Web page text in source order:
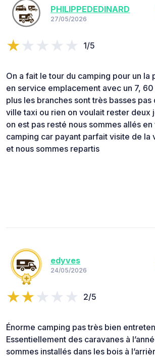
PHILIPPEDEDINARD
27/05/2026
1/5
On a fait le tour du camping pour un la
en service emplacement avec un 7,
plus les branches sont très basses pas
ville taxi ou rien on voulait rester deux
on est pas resté nous sommes allés
camping car payant parfait visite de la
et nous sommes repartis
edyves
24/05/2026
2/5
Énorme camping pas très bien
Essentiellement des caravanes à
sommes installés dans les bois à